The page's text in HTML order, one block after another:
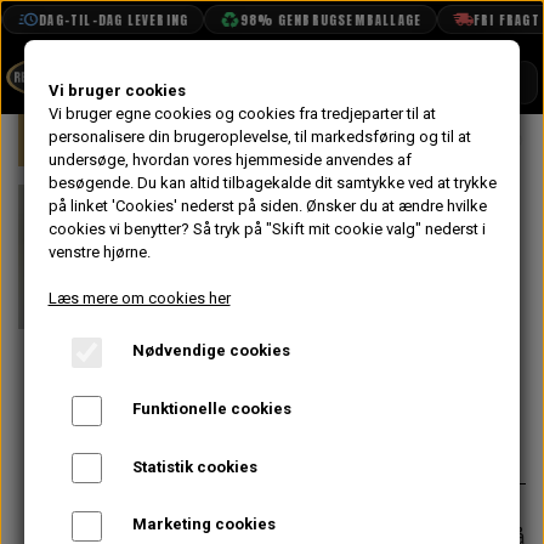
DAG-TIL-DAG LEVERING 98% GENBRUGSEMBALLAGE FRI FRAGT
BOOK TID
PROJEKTER
TEKNISK DATA
VANDPOLERING
Forside Mini Styling Emblemer
Emblem, Krom
COOPER" 1990-
96
144,80 kr.
Forventet leveringstid:
Varen er på
Vi bruger cookies
Vi bruger egne cookies og cookies fra tredjeparter til at
personalisere din brugeroplevelse, til markedsføring og til at
undersøge, hvordan vores hjemmeside anvendes af
besøgende. Du kan altid tilbagekalde dit samtykke ved at trykke
på linket 'Cookies' nederst på siden. Ønsker du at ændre hvilke
cookies vi benytter? Så tryk på "Skift mit cookie valg" nederst i
venstre hjørne.
Læs mere om cookies her
Nødvendige cookies
Funktionelle cookies
Statistik cookies
Marketing cookies